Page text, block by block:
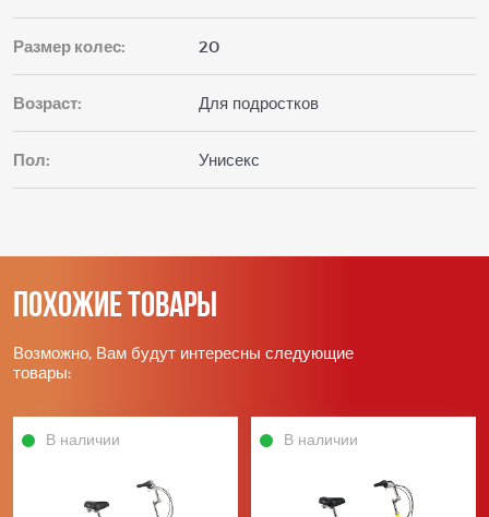
Размер колес: 20
Возраст: Для подростков
Пол: Унисекс
Похожие товары
Возможно, Вам будут интересны следующие
товары:
В наличии В наличии